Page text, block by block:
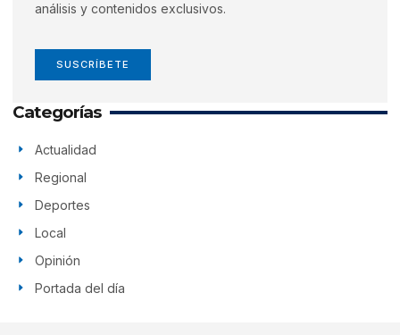
análisis y contenidos exclusivos.
SUSCRÍBETE
Categorías
Actualidad
Regional
Deportes
Local
Opinión
Portada del día